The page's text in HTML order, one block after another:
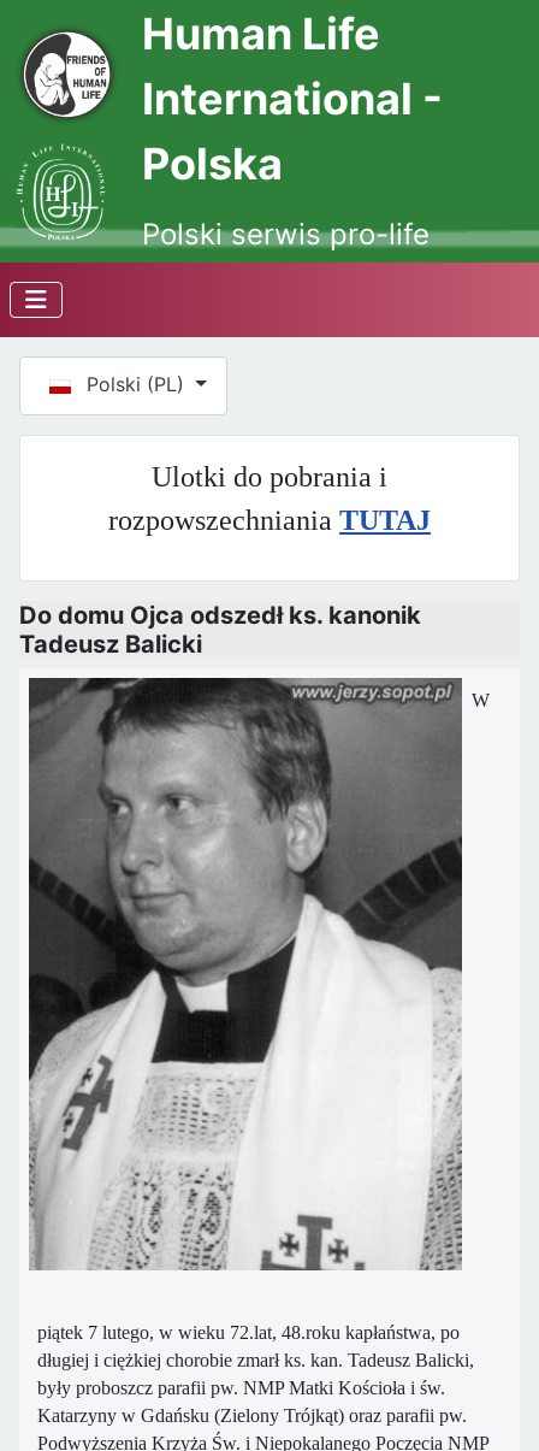
Human Life
International -
Polska
Polski serwis pro-life
Wybierz swój język
Polski (PL)
Ulotki do pobrania i
rozpowszechniania TUTAJ
Do domu Ojca odszedł ks. kanonik
Tadeusz Balicki
W
piątek 7 lutego, w wieku 72.lat, 48.roku kapłaństwa, po
długiej i ciężkiej chorobie zmarł ks. kan. Tadeusz Balicki,
były proboszcz parafii pw. NMP Matki Kościoła i św.
Katarzyny w Gdańsku (Zielony Trójkąt) oraz parafii pw.
Podwyższenia Krzyża Św. i Niepokalanego Poczęcia NMP